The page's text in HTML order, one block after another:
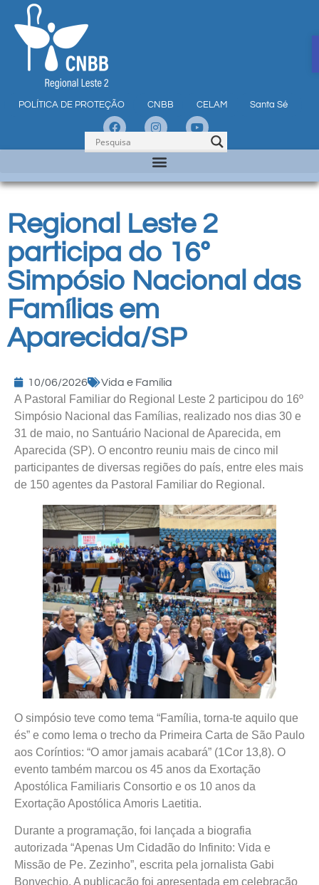
POLÍTICA DE PROTEÇÃO CNBB CELAM Santa Sé
Regional Leste 2
participa do 16º
Simpósio Nacional das
Famílias em
Aparecida/SP
10/06/2026 Vida e Família
A Pastoral Familiar do Regional Leste 2 participou do 16º
Simpósio Nacional das Famílias, realizado nos dias 30 e
31 de maio, no Santuário Nacional de Aparecida, em
Aparecida (SP). O encontro reuniu mais de cinco mil
participantes de diversas regiões do país, entre eles mais
de 150 agentes da Pastoral Familiar do Regional.
O simpósio teve como tema “Família, torna-te aquilo que
és” e como lema o trecho da Primeira Carta de São Paulo
aos Coríntios: “O amor jamais acabará” (1Cor 13,8). O
evento também marcou os 45 anos da Exortação
Apostólica Familiaris Consortio e os 10 anos da
Exortação Apostólica Amoris Laetitia.
Durante a programação, foi lançada a biografia
autorizada “Apenas Um Cidadão do Infinito: Vida e
Missão de Pe. Zezinho”, escrita pela jornalista Gabi
Bonvechio. A publicação foi apresentada em celebração